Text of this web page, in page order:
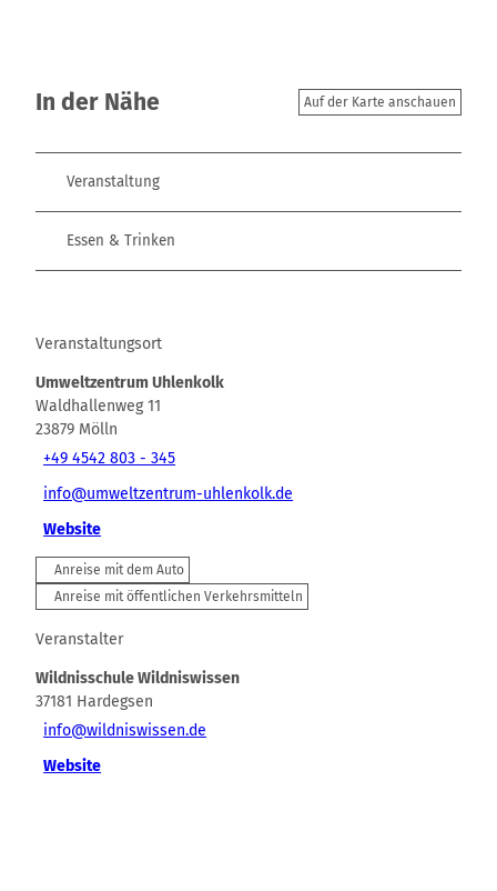
In der Nähe Auf der Karte anschauen
Veranstaltung
Essen & Trinken
Veranstaltungsort
Umweltzentrum Uhlenkolk
Waldhallenweg 11
23879 Mölln
+49 4542 803 - 345
info@umweltzentrum-uhlenkolk.de
Website
Anreise mit dem Auto
Anreise mit öffentlichen Verkehrsmitteln
Veranstalter
Wildnisschule Wildniswissen
37181 Hardegsen
info@wildniswissen.de
Website